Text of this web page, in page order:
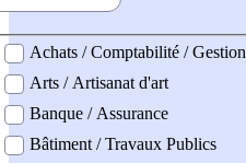
professionel
Achats / Comptabilité / Gestion
Arts / Artisanat d'art
Banque / Assurance
Bâtiment / Travaux Publics